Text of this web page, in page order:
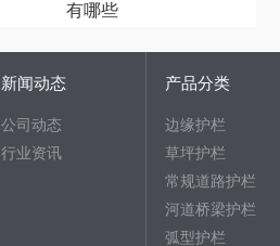
有哪些
新闻动态
公司动态
行业资讯
产品分类
边缘护栏
草坪护栏
常规道路护栏
河道桥梁护栏
弧型护栏